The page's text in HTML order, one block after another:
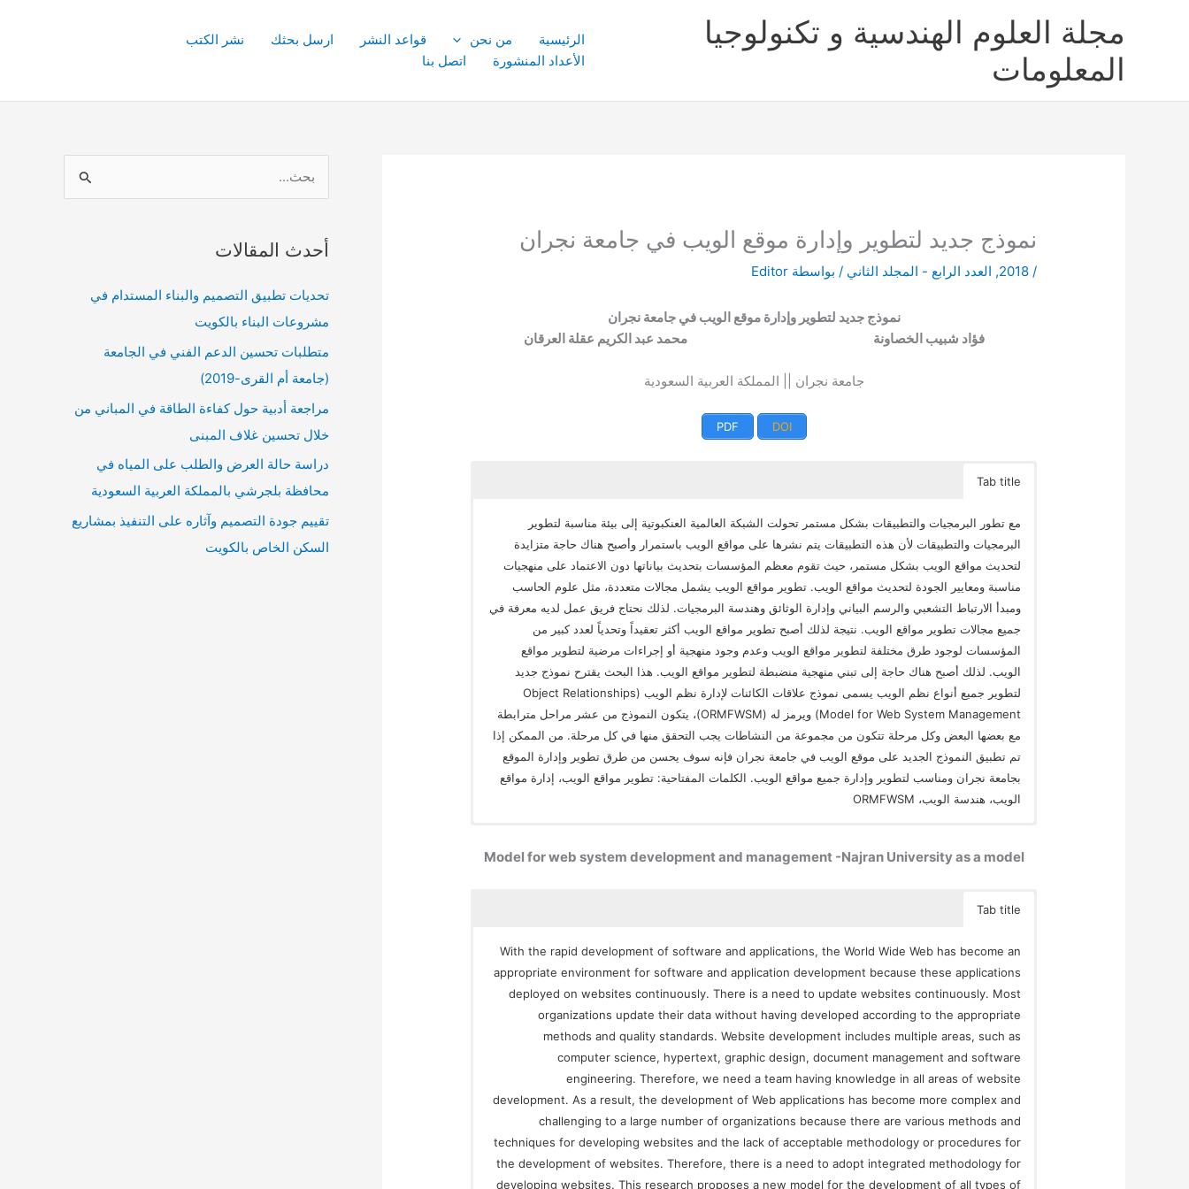
مجلة العلوم الهندسية و تكنولوجيا
المعلومات
الرئيسية من نحن قواعد النشر ارسل بحثك
نشر الكتب
الأعداد المنشورة
اتصل بنا
نموذج جديد لتطوير وإدارة موقع الويب في جامعة نجران
/
2018
, العدد الرابع - المجلد الثاني / بواسطة Editor
نموذج جديد لتطوير وإدارة موقع الويب في جامعة نجران
فؤاد شبيب الخصاونة محمد عبد الكريم عقلة العرقان
جامعة نجران || المملكة العربية السعودية
DOI
PDF
Tab title
مع تطور البرمجيات والتطبيقات بشكل مستمر تحولت الشبكة العالمية العنكبوتية إلى بيئة مناسبة لتطوير
البرمجيات والتطبيقات لأن هذه التطبيقات يتم نشرها على مواقع الويب باستمرار وأصبح هناك حاجة متزايدة
لتحديث مواقع الويب بشكل مستمر، حيث تقوم معظم المؤسسات بتحديث بياناتها دون الاعتماد على منهجيات
مناسبة ومعايير الجودة لتحديث مواقع الويب. تطوير مواقع الويب يشمل مجالات متعددة، مثل علوم الحاسب
ومبدأ الارتباط التشعبي والرسم البياني وإدارة الوثائق وهندسة البرمجيات. لذلك نحتاج فريق عمل لديه معرفة في
جميع مجالات تطوير مواقع الويب. نتيجة لذلك أصبح تطوير مواقع الويب أكثر تعقيداً وتحدياً لعدد كبير من
المؤسسات لوجود طرق مختلفة لتطوير مواقع الويب وعدم وجود منهجية أو إجراءات مرضية لتطوير مواقع
الويب. لذلك أصبح هناك حاجة إلى تبني منهجية منضبطة لتطوير مواقع الويب. هذا البحث يقترح نموذج جديد
لتطوير جميع أنواع نظم الويب يسمى نموذج علاقات الكائنات لإدارة نظم الويب (Object Relationships
Model for Web System Management) ويرمز له (ORMFWSM)، يتكون النموذج من عشر مراحل مترابطة
مع بعضها البعض وكل مرحلة تتكون من مجموعة من النشاطات يجب التحقق منها في كل مرحلة. من الممكن إذا
تم تطبيق النموذج الجديد على موقع الويب في جامعة نجران فإنه سوف يحسن من طرق تطوير وإدارة الموقع
بجامعة نجران ومناسب لتطوير وإدارة جميع مواقع الويب. الكلمات المفتاحية: تطوير مواقع الويب، إدارة مواقع
الويب، هندسة الويب، ORMFWSM
Model for web system development and management -Najran University as a model
Tab title
With the rapid development of software and applications, the World Wide Web has become an
appropriate environment for software and application development because these applications
deployed on websites continuously. There is a need to update websites continuously. Most
organizations update their data without having developed according to the appropriate
methods and quality standards. Website development includes multiple areas, such as
computer science, hypertext, graphic design, document management and software
engineering. Therefore, we need a team having knowledge in all areas of website
development. As a result, the development of Web applications has become more complex and
challenging to a large number of organizations because there are various methods and
techniques for developing websites and the lack of acceptable methodology or procedures for
the development of websites. Therefore, there is a need to adopt integrated methodology for
developing websites. This research proposes a new model for the development of all types of
حأحدث المقالات
تحديات تطبيق التصميم والبناء المستدام في
مشروعات البناء بالكويت
متطلبات تحسين الدعم الفني في الجامعة
(جامعة أم القرى-2019)
مراجعة أدبية حول كفاءة الطاقة في المباني من
خلال تحسين غلاف المبنى
دراسة حالة العرض والطلب على المياه في
محافظة بلجرشي بالمملكة العربية السعودية
تقييم جودة التصميم وآثاره على التنفيذ بمشاريع
السكن الخاص بالكويت